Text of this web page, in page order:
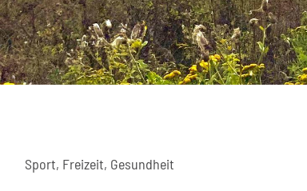
Sport, Freizeit, Gesundheit